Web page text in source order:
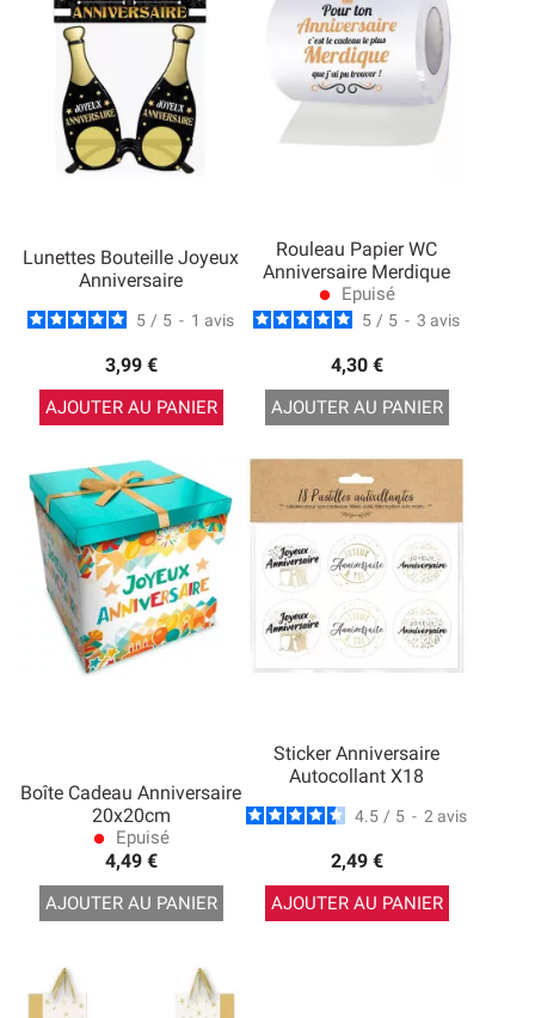
Lunettes Bouteille Joyeux
Anniversaire
5 / 5 - 1 avis
3,99 €
AJOUTER AU PANIER
Rouleau Papier WC
Anniversaire Merdique
lens Epuisé
5 / 5 - 3 avis
4,30 €
AJOUTER AU PANIER
Boîte Cadeau Anniversaire
20x20cm
lens Epuisé
4,49 €
AJOUTER AU PANIER
Sticker Anniversaire
Autocollant X18
4.5 / 5 - 2 avis
2,49 €
AJOUTER AU PANIER